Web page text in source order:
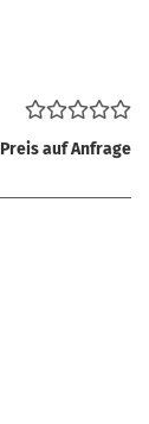
Preis auf Anfrage